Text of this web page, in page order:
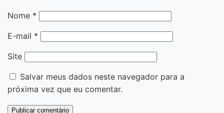
Nome *
E-mail *
Site
Salvar meus dados neste navegador para a
próxima vez que eu comentar.